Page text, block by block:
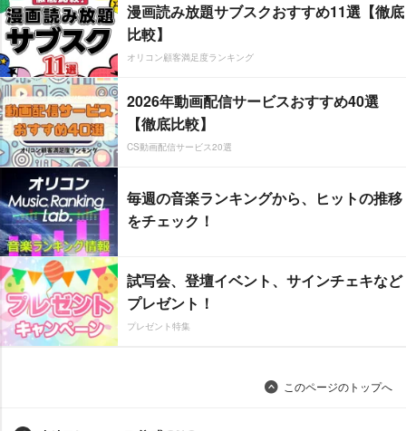
漫画読み放題サブスクおすすめ11選【徹底
比較】
オリコン顧客満足度ランキング
2026年動画配信サービスおすすめ40選
【徹底比較】
CS動画配信サービス20選
毎週の音楽ランキングから、ヒットの推移
をチェック！
試写会、登壇イベント、サインチェキなど
プレゼント！
プレゼント特集
このページのトップへ